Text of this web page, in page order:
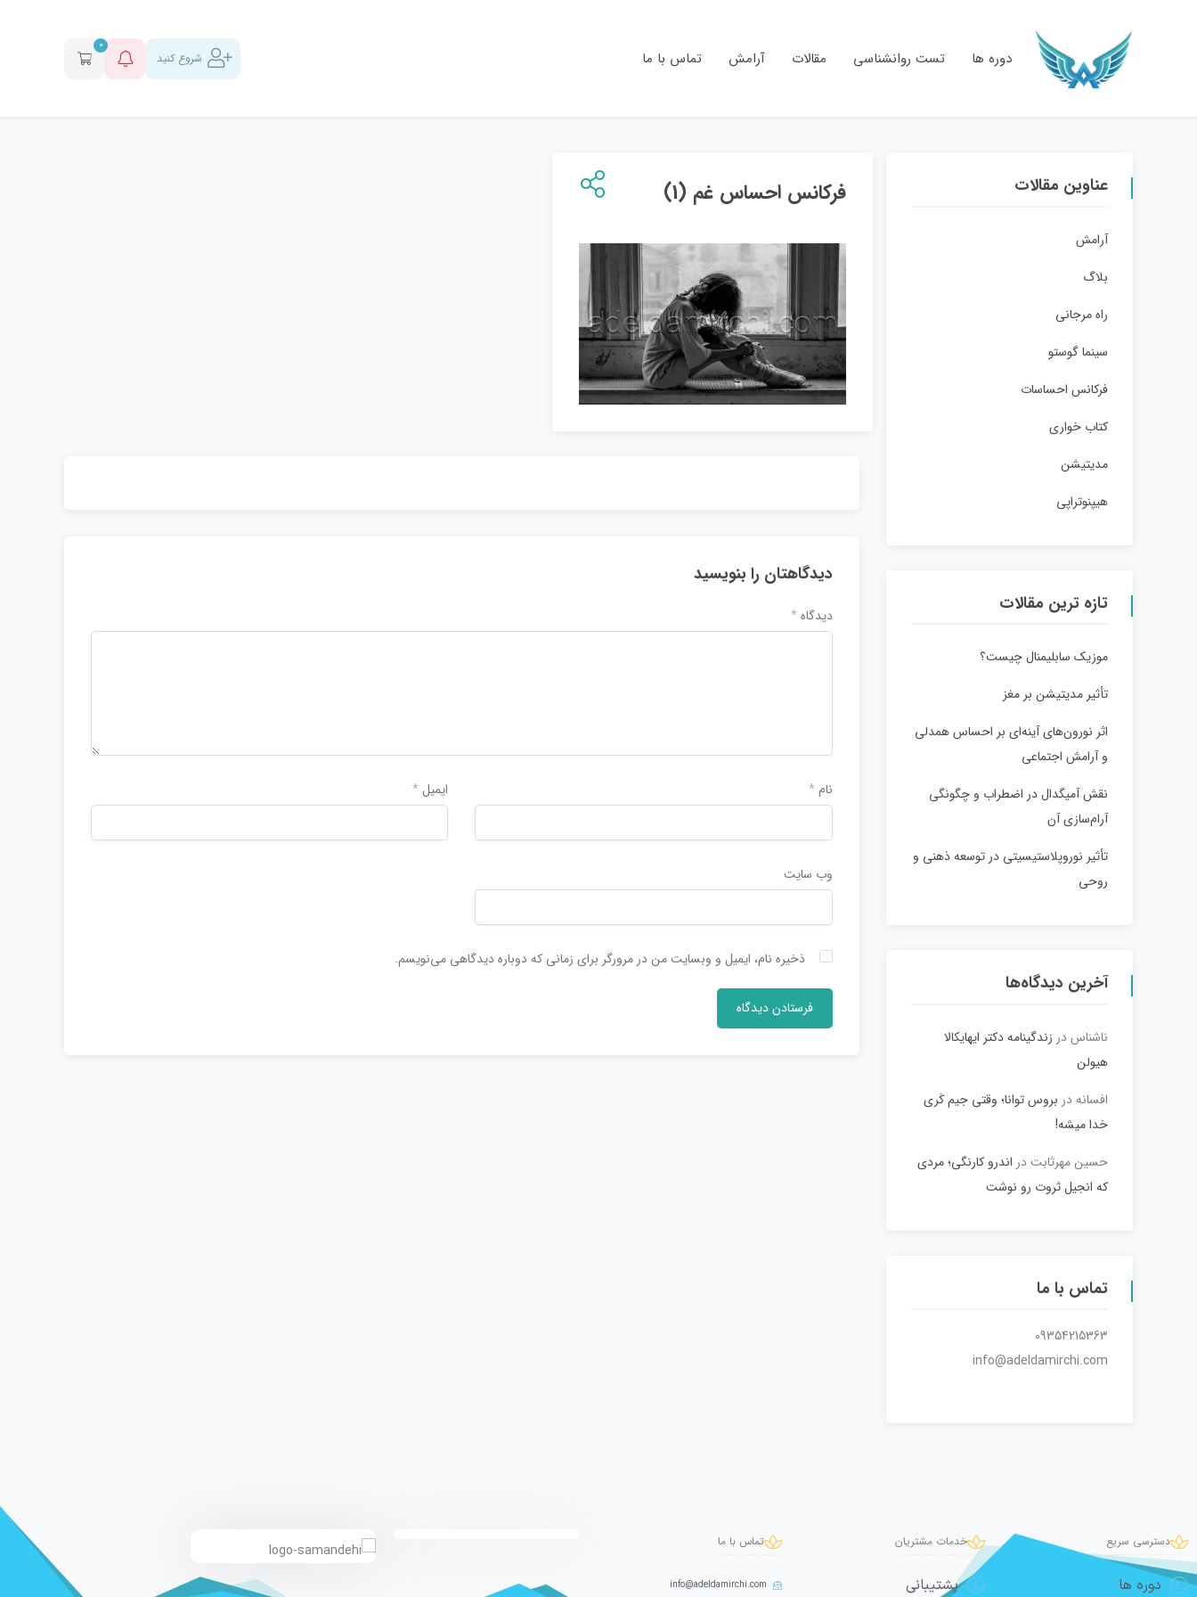
دوره ها تست روانشناسی مقالات آرامش تماس با ما شروع کنید
0
فرکانس احساس غم (1)
دیدگاهتان را بنویسید
دیدگاه *
نام * ایمیل *
وب‌ سایت
ذخیره نام، ایمیل و وبسایت من در مرورگر برای زمانی که دوباره دیدگاهی می‌نویسم.
عناوین مقالات
آرامش
بلاگ
راه مرجانی
سینما گوستو
فرکانس احساسات
کتاب خواری
مدیتیشن
هیپنوتراپی
تازه ترین مقالات
موزیک سابلیمنال چیست؟
تأثیر مدیتیشن بر مغز
اثر نورون‌های آینه‌ای بر احساس همدلی
و آرامش اجتماعی
نقش آمیگدال در اضطراب و چگونگی
آرام‌سازی آن
تأثیر نوروپلاستیسیتی در توسعه ذهنی و
روحی
آخرین دیدگاه‌ها
ناشناسدر زندگینامه دکتر ایهایکالا
هیولن
افسانه در بروس توانا؛ وقتی جیم کَری
خدا میشه!
حسین مهرثابتدر اندرو کارنگی؛ مردی
که انجیل ثروت رو نوشت
تماس با ما
09354215363
info@adeldamirchi.com
دسترسی سریع
دوره ها
خدمات مشتریان
پشتیبانی
تماس با ما
info@adeldamirchi.com